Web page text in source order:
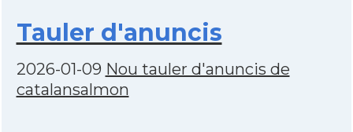
Tauler d'anuncis
2026-01-09 Nou tauler d'anuncis de
catalansalmon